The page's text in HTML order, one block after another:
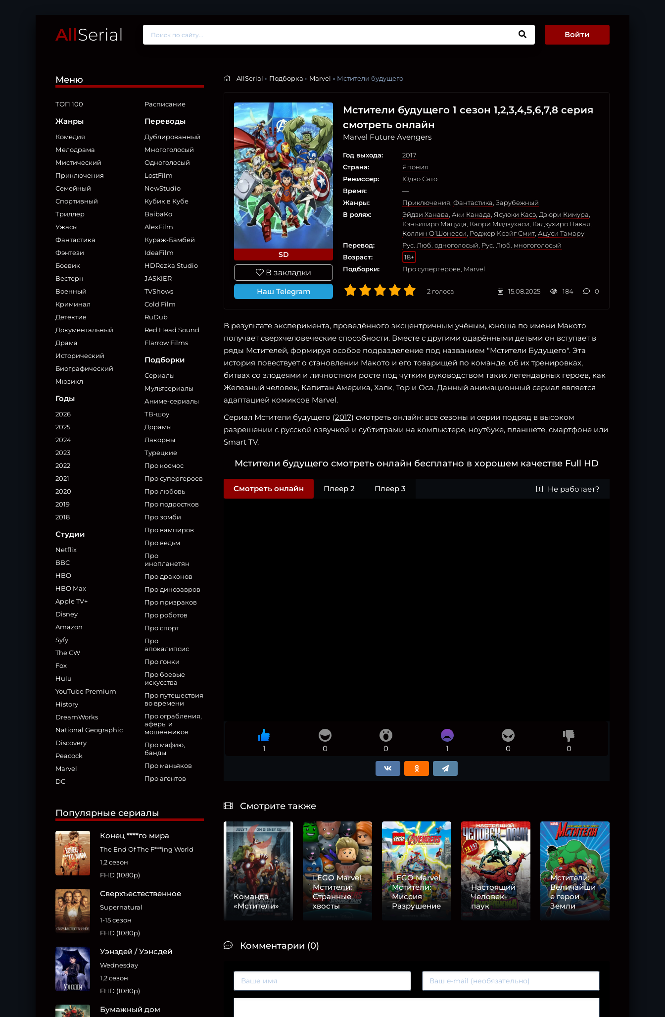
AllSerial Войти
Меню
ТОП 100
Жанры
Комедия
Мелодрама
Мистический
Приключения
Семейный
Спортивный
Триллер
Ужасы
Фантастика
Фэнтези
Боевик
Вестерн
Военный
Криминал
Детектив
Документальный
Драма
Исторический
Биографический
Мюзикл
Годы
2026
2025
2024
2023
2022
2021
2020
2019
2018
Студии
Netflix
BBC
HBO
HBO Max
Apple TV+
Disney
Amazon
Syfy
The CW
Fox
Hulu
YouTube Premium
History
DreamWorks
National Geographic
Discovery
Peacock
Marvel
DC
Расписание
Переводы
Дублированный
Многоголосый
Одноголосый
LostFilm
NewStudio
Кубик в Кубе
BaibaKo
AlexFilm
Кураж-Бамбей
IdeaFilm
HDRezka Studio
JASKIER
TVShows
Cold Film
RuDub
Red Head Sound
Flarrow Films
Подборки
Сериалы
Мультсериалы
Аниме-сериалы
ТВ-шоу
Дорамы
Лакорны
Турецкие
Про космос
Про супергероев
Про любовь
Про подростков
Про зомби
Про вампиров
Про ведьм
Про
инопланетян
Про драконов
Про динозавров
Про призраков
Про роботов
Про спорт
Про
апокалипсис
Про гонки
Про боевые
искусства
Про путешествия
во времени
Про ограбления,
аферы и
мошенников
Про мафию,
банды
Про маньяков
Про агентов
Популярные сериалы
Конец ****го мира
The End Of The F***ing World
1,2 сезон
FHD (1080p)
Сверхъестественное
Supernatural
1-15 сезон
FHD (1080p)
Уэнздей / Уэнсдей
Wednesday
1,2 сезон
FHD (1080p)
Бумажный дом
AllSerial » Подборка » Marvel » Мстители будущего
SD
В закладки
Наш Telegram
Мстители будущего 1 сезон 1,2,3,4,5,6,7,8 серия
смотреть онлайн
Marvel Future Avengers
Год выхода:
2017
Страна:
Япония
Режиссер:
Юдзо Сато
Время:
—
Жанры:
Приключения Фантастика Зарубежный
В ролях:
Эйдзи Ханава Аки Канада Ясуюки Касэ Дзюри Кимура
Кэнъитиро Мацуда Каори Мидзухаси Кадзухиро Накая
Коллин О’Шонесси Роджер Крэйг Смит Ацуси Тамару
Перевод:
Рус. Люб. одноголосый Рус. Люб. многоголосый
Возраст:
18+
Подборки:
Про супергероев, Marvel
2 голоса 15.08.2025 184 0
В результате эксперимента, проведённого эксцентричным учёным, юноша по имени Макото
получает сверхчеловеческие способности. Вместе с другими одарёнными детьми он вступает в
ряды Мстителей, формируя особое подразделение под названием "Мстители Будущего". Эта
история повествует о становлении Макото и его товарищей по команде, об их тренировках,
битвах со злодеями и личностном росте под чутким руководством таких легендарных героев, как
Железный человек, Капитан Америка, Халк, Тор и Оса. Данный анимационный сериал является
адаптацией комиксов Marvel.
Сериал Мстители будущего (2017) смотреть онлайн: все сезоны и серии подряд в высоком
разрешении с русской озвучкой и субтитрами на компьютере, ноутбуке, планшете, смартфоне или
Smart TV.
Мстители будущего смотреть онлайн бесплатно в хорошем качестве Full HD
Смотреть онлайн Плеер 2 Плеер 3 Не работает?
1 0 0 1 0 0
Смотрите также
Команда
«Мстители»
LEGO Marvel
Мстители:
Странные
хвосты
LEGO Marvel
Мстители:
Миссия
Разрушение
Настоящий
Человек-
паук
Мстители:
Величайши
е герои
Земли
Комментарии (0)